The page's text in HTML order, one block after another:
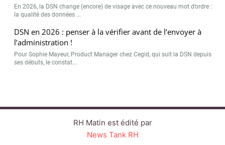
En 2026, la DSN change (encore) de visage avec ce nouveau mot d’ordre :
la qualité des données ...
DSN en 2026 : penser à la vérifier avant de l’envoyer à
l’administration !
Pour Sophie Mayeur, Product Manager chez Cegid, qui suit la DSN depuis
ses débuts, le constat...
RH Matin est édité par
News Tank RH